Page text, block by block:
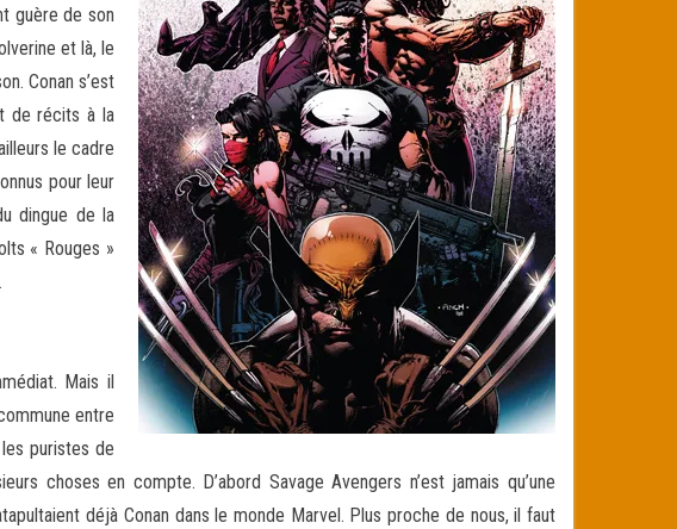
guère de son
et là, le
Conan s’est
de récits à la
le cadre
pour leur
dingue de la
« Rouges »
Mais il
entre
puristes de
choses en compte. D’abord Savage Avengers n’est jamais qu’une
déjà Conan dans le monde Marvel. Plus proche de nous, il faut